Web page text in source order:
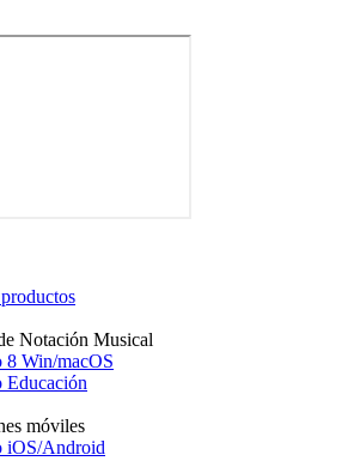
Notación Musical
8 Win/macOS
Educación
móviles
iOS/Android